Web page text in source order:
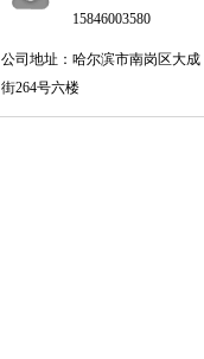
15846003580
公司地址：哈尔滨市南岗区大成
街264号六楼